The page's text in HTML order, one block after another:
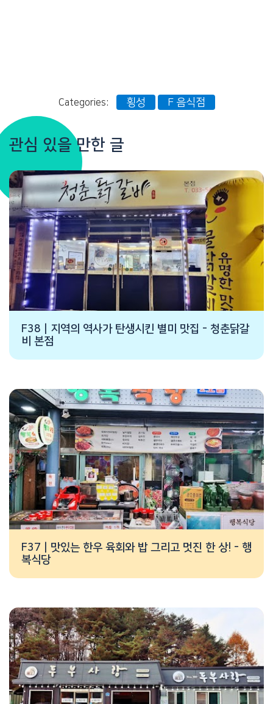
Categories: 횡성 F 음식점
관심 있을 만한 글
F38 | 지역의 역사가 탄생시킨 별미 맛집 - 청춘닭갈
비 본점
F37 | 맛있는 한우 육회와 밥 그리고 멋진 한 상! - 행
복식당